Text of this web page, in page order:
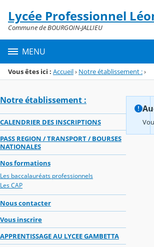
Menu de la rubrique
Contenu
Lycée Professionnel
Commune de BOURGOIN-JALLIEU
MENU
Vous êtes ici : Accueil› Notre établissement :›
Notre établissement :
CALENDRIER DES INSCRIPTIONS
PASS REGION / TRANSPORT / BOURSES
NATIONALES
Nos formations
Les baccalauréats professionnels
Les CAP
Nous contacter
Vous inscrire
APPRENTISSAGE AU LYCEE GAMBETTA